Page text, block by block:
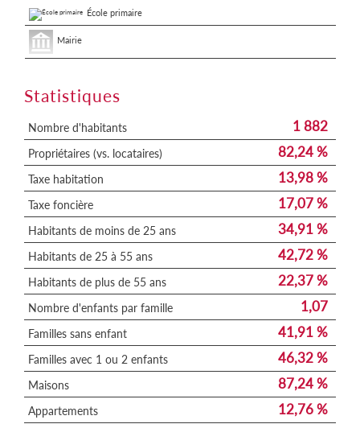
École primaire
Mairie
Statistiques
Nombre d'habitants 1 882
Propriétaires (vs. locataires) 82,24 %
Taxe habitation 13,98 %
Taxe foncière 17,07 %
Habitants de moins de 25 ans 34,91 %
Habitants de 25 à 55 ans 42,72 %
Habitants de plus de 55 ans 22,37 %
Nombre d'enfants par famille 1,07
Familles sans enfant 41,91 %
Familles avec 1 ou 2 enfants 46,32 %
Maisons 87,24 %
Appartements 12,76 %